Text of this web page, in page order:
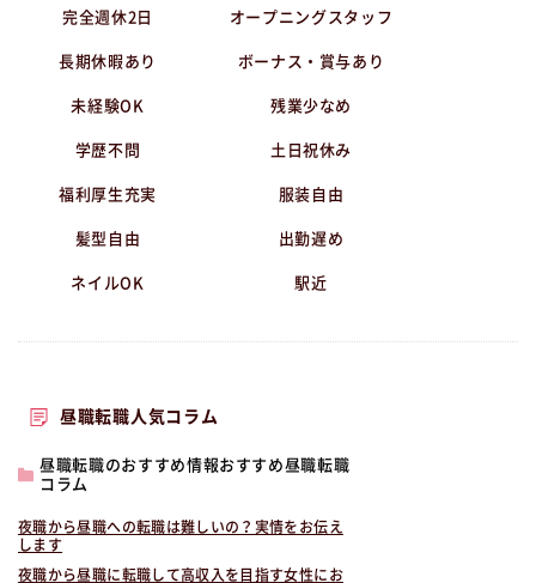
完全週休2日 オープニングスタッフ
長期休暇あり ボーナス・賞与あり
未経験OK 残業少なめ
学歴不問 土日祝休み
福利厚生充実 服装自由
髪型自由 出勤遅め
ネイルOK 駅近
昼職転職人気コラム
昼職転職のおすすめ情報おすすめ昼職転職
コラム
夜職から昼職への転職は難しいの？実情をお伝え
します
夜職から昼職に転職して高収入を目指す女性にお